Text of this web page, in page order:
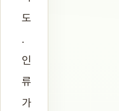
도
.
인
류
가